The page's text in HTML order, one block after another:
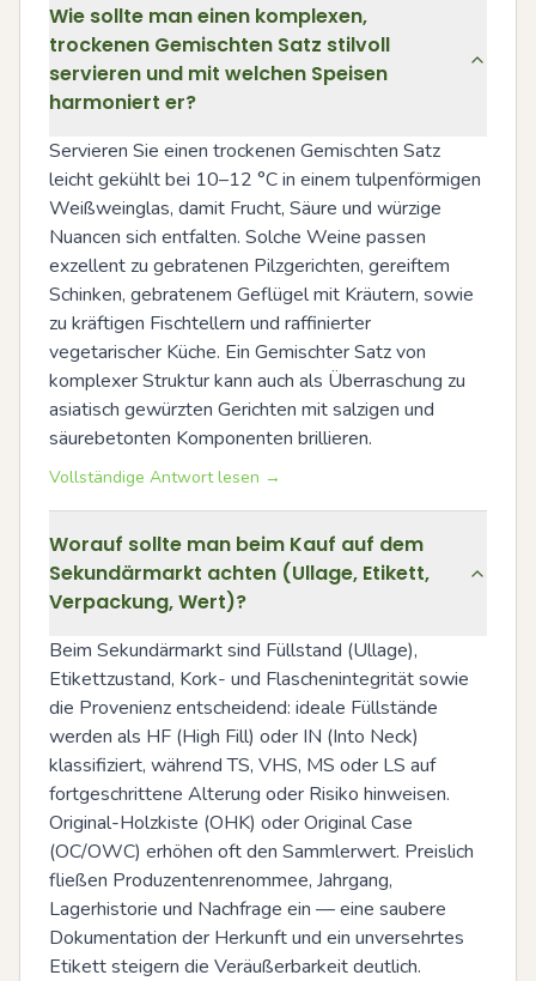
Wie sollte man einen komplexen,
trockenen Gemischten Satz stilvoll
servieren und mit welchen Speisen
harmoniert er?
Servieren Sie einen trockenen Gemischten Satz
leicht gekühlt bei 10–12 °C in einem tulpenförmigen
Weißweinglas, damit Frucht, Säure und würzige
Nuancen sich entfalten. Solche Weine passen
exzellent zu gebratenen Pilzgerichten, gereiftem
Schinken, gebratenem Geflügel mit Kräutern, sowie
zu kräftigen Fischtellern und raffinierter
vegetarischer Küche. Ein Gemischter Satz von
komplexer Struktur kann auch als Überraschung zu
asiatisch gewürzten Gerichten mit salzigen und
säurebetonten Komponenten brillieren.
Vollständige Antwort lesen →
Worauf sollte man beim Kauf auf dem
Sekundärmarkt achten (Ullage, Etikett,
Verpackung, Wert)?
Beim Sekundärmarkt sind Füllstand (Ullage),
Etikettzustand, Kork- und Flaschenintegrität sowie
die Provenienz entscheidend: ideale Füllstände
werden als HF (High Fill) oder IN (Into Neck)
klassifiziert, während TS, VHS, MS oder LS auf
fortgeschrittene Alterung oder Risiko hinweisen.
Original-Holzkiste (OHK) oder Original Case
(OC/OWC) erhöhen oft den Sammlerwert. Preislich
fließen Produzentenrenommee, Jahrgang,
Lagerhistorie und Nachfrage ein — eine saubere
Dokumentation der Herkunft und ein unversehrtes
Etikett steigern die Veräußerbarkeit deutlich.